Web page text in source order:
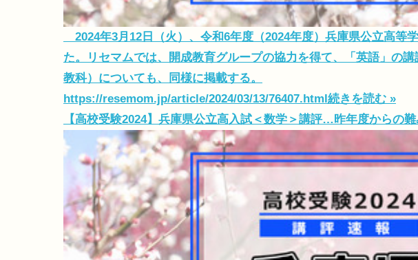
2024年3月12日（火）、令和6年度（2024年度）兵庫県公立高等
た。リセマムでは、開成教育グループの協力を得て、「英語」の
教科）についても、同様に掲載する。
https://resemom.jp/article/2024/03/13/76407.html続きを読む »
【高校受験2024】兵庫県公立高入試＜数学＞講評…昨年度からの